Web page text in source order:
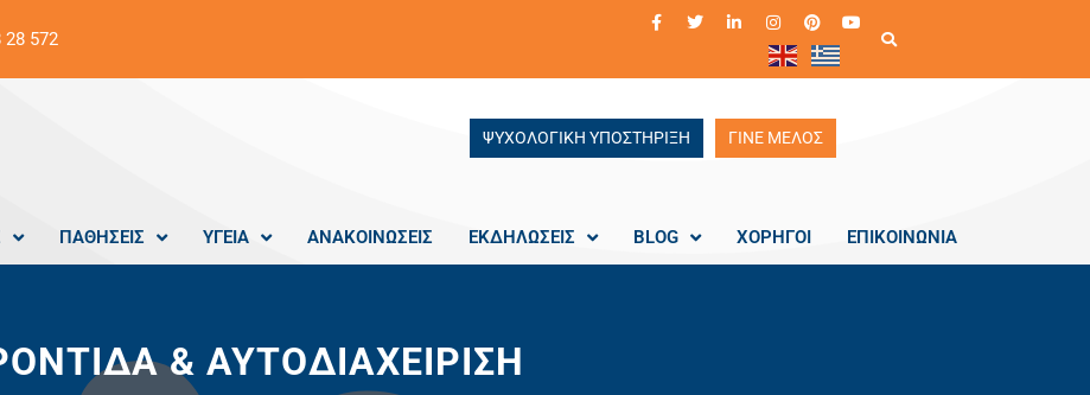
28 572
ΨΥΧΟΛΟΓΙΚΗ ΥΠΟΣΤΗΡΙΞΗ ΓΙΝΕ ΜΕΛΟΣ
ΠΑΘΗΣΕΙΣ ΥΓΕΙΑ ΑΝΑΚΟΙΝΩΣΕΙΣ ΕΚΔΗΛΩΣΕΙΣ BLOG ΧΟΡΗΓΟΙ ΕΠΙΚΟΙΝΩΝΙΑ
& ΑΥΤΟΔΙΑΧΕΙΡΙΣΗ